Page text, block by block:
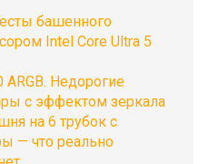
башенного
Intel Core Ultra 5
ARGB. Недорогие
с эффектом зеркала
на 6 трубок с
— что реально